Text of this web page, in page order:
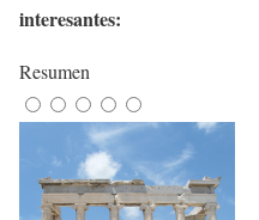
interesantes:
Resumen